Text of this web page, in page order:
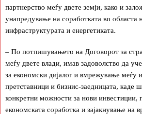
партнерство меѓу двете земји, како и
унапредување на соработката во областа
инфраструктурата и енергетиката.
– По потпишувањето на Договорот за
меѓу двете влади, имав задоволство да
за економски дијалог и вмрежување меѓу
претставници и бизнис-заедницата, каде
конкретни можности за нови
економската соработка и зајакнување на